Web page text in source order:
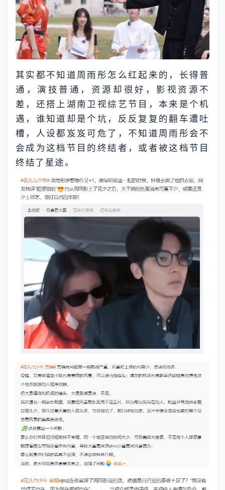
其实都不知道周雨彤怎么红起来的，长得普
通，演技普通，资源却很好，影视资源不
差，还搭上湖南卫视综艺节目，本来是个机
遇，谁知道却是个坑，反反复复的翻车遭吐
槽，人设都岌岌可危了，不知道周雨彤会不
会成为这档节目的终结者，或者被这档节目
终结了星途。